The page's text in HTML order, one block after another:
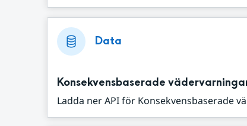
Data
Konsekvensbaserade
Ladda ner API för Konsekvensbaserade